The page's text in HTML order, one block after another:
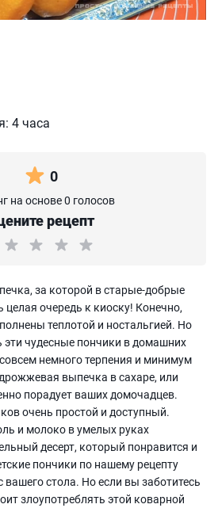
4 часа
0
на основе 0 голосов
рецепт
за которой в старые-добрые
очередь к киоску! Конечно,
теплотой и ностальгией. Но
эти чудесные пончики в домашних
немного терпения и минимум
выпечка в сахаре, или
порадует ваших домочадцев.
очень простой и доступный.
и молоко в умелых руках
десерт, который понравится и
пончики по нашему рецепту
вашего стола. Но если вы заботитесь
злоупотреблять этой коварной